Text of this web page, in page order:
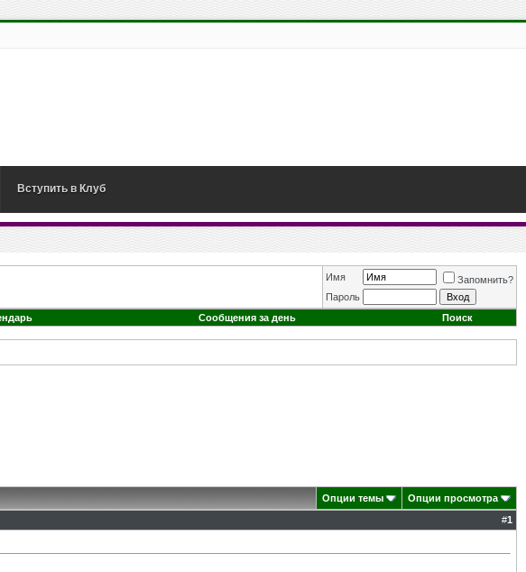
Вступить в Клуб
Имя
Запомнить?
Пароль
Сообщения за день Поиск
Опции темы
Опции просмотра
#1